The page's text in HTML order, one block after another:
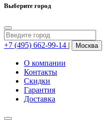
Выберите город
+7 (495) 662-99-14 | Москва
О компании
Контакты
Скидки
Гарантия
Доставка